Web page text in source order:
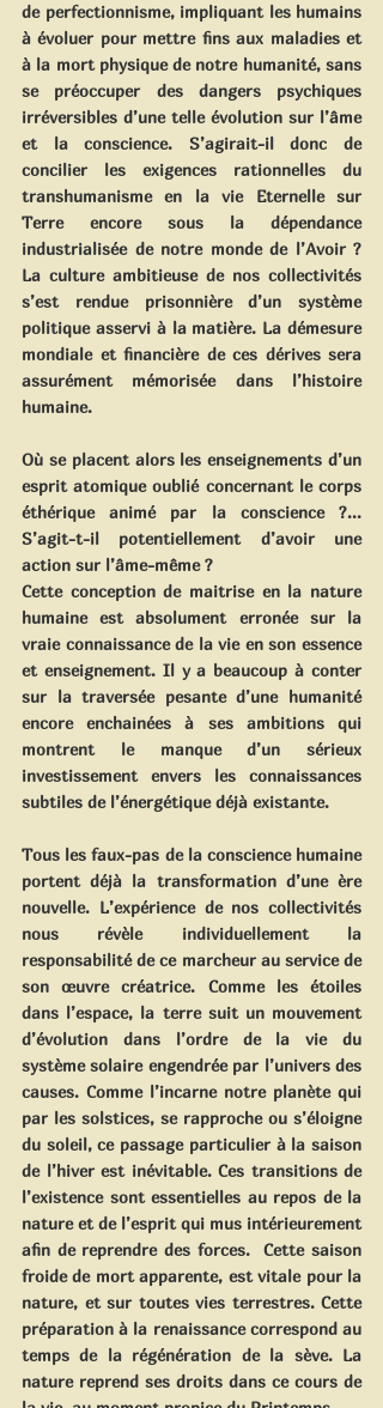
de perfectionnisme, impliquant les humains
à évoluer pour mettre fins aux maladies et
à la mort physique de notre humanité, sans
se préoccuper des dangers psychiques
irréversibles d’une telle évolution sur l’âme
et la conscience. S’agirait-il donc de
concilier les exigences rationnelles du
transhumanisme en la vie Eternelle sur
Terre encore sous la dépendance
industrialisée de notre monde de l’Avoir ?
La culture ambitieuse de nos collectivités
s’est rendue prisonnière d’un système
politique asservi à la matière. La démesure
mondiale et financière de ces dérives sera
assurément mémorisée dans l’histoire
humaine.
Où se placent alors les enseignements d’un
esprit atomique oublié concernant le corps
éthérique animé par la conscience ?...
S’agit-t-il potentiellement d’avoir une
action sur l’âme-même ?
Cette conception de maitrise en la nature
humaine est absolument erronée sur la
vraie connaissance de la vie en son essence
et enseignement. Il y a beaucoup à conter
sur la traversée pesante d’une humanité
encore enchainées à ses ambitions qui
montrent le manque d’un sérieux
investissement envers les connaissances
subtiles de l’énergétique déjà existante.
Tous les faux-pas de la conscience humaine
portent déjà la transformation d’une ère
nouvelle. L’expérience de nos collectivités
nous révèle individuellement la
responsabilité de ce marcheur au service de
son œuvre créatrice. Comme les étoiles
dans l’espace, la terre suit un mouvement
d’évolution dans l’ordre de la vie du
système solaire engendrée par l’univers des
causes. Comme l’incarne notre planète qui
par les solstices, se rapproche ou s’éloigne
du soleil, ce passage particulier à la saison
de l’hiver est inévitable. Ces transitions de
l’existence sont essentielles au repos de la
nature et de l’esprit qui mus intérieurement
afin de reprendre des forces.  Cette saison
froide de mort apparente, est vitale pour la
nature, et sur toutes vies terrestres. Cette
préparation à la renaissance correspond au
temps de la régénération de la sève. La
nature reprend ses droits dans ce cours de